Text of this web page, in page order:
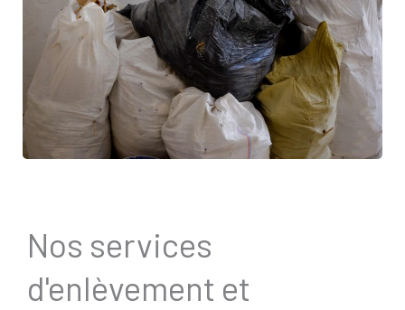
Nos services
d'enlèvement et